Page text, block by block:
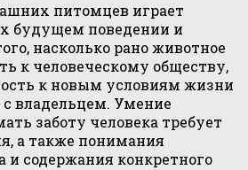
питомцев играет
будущем поведении и
насколько рано животное
к человеческому обществу,
к новым условиям жизни
владельцем. Умение
заботу человека требует
а также понимания
и содержания конкретного